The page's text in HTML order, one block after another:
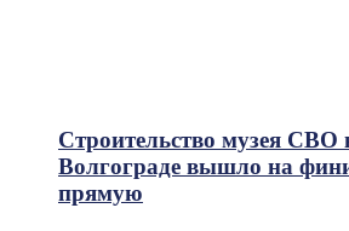
Строительство музея СВО
Волгограде вышло на
прямую